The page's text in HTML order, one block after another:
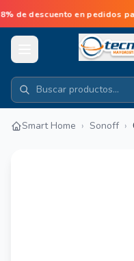
de descuento en
Smart Home › Sonoff ›